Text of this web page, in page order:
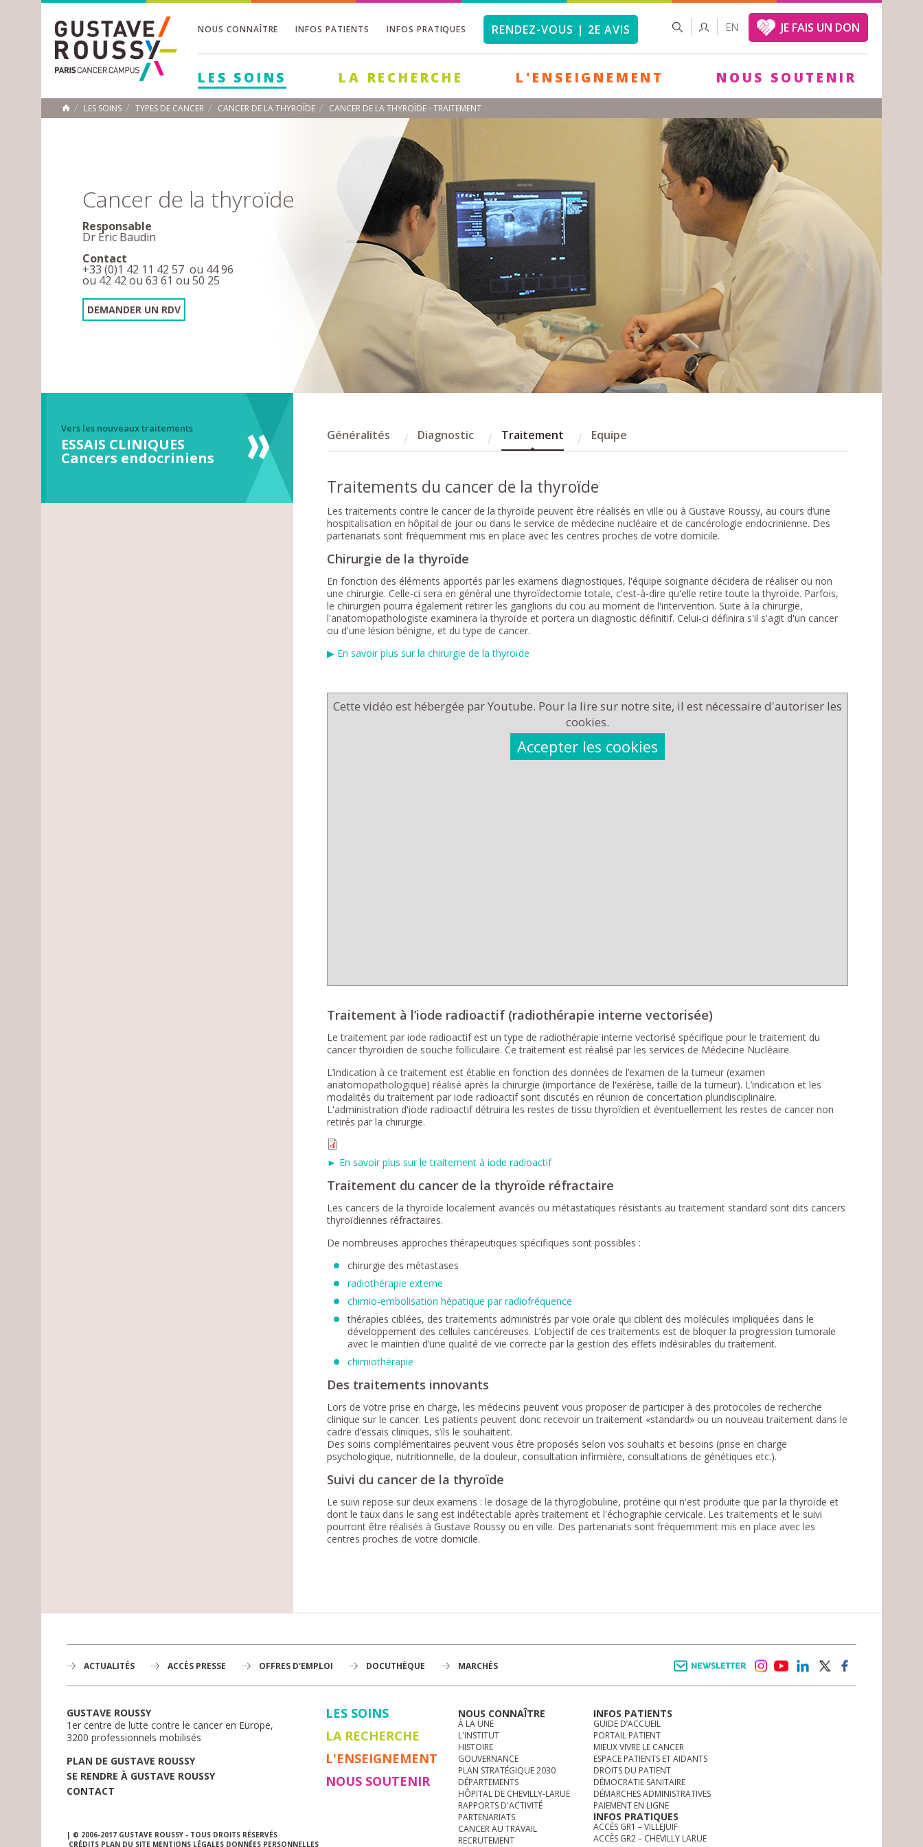
NOUS CONNAÎTRE INFOS PATIENTS INFOS PRATIQUES RENDEZ-VOUS | 2E AVIS FORMULAIRE
DE
RECHERCHER EN JE FAIS UN DON
LES SOINS LA RECHERCHE L'ENSEIGNEMENT NOUS SOUTENIR
ACCUEIL
LES SOINS TYPES DE CANCER CANCER DE LA THYROÏDE CANCER DE LA THYROÏDE - TRAITEMENT
Cancer de la thyroïde
Responsable
Dr Eric Baudin
Contact
+33 (0)1 42 11 42 57 ou 44 96
ou 42 42 ou 63 61 ou 50 25
DEMANDER UN RDV
Vers les nouveaux traitements
ESSAIS CLINIQUES
Cancers endocriniens
Généralités Diagnostic Traitement Equipe
Traitements du cancer de la thyroïde
Les traitements contre le cancer de la thyroïde peuvent être réalisés en ville ou à Gustave Roussy, au cours d’une
hospitalisation en hôpital de jour ou dans le service de médecine nucléaire et de cancérologie endocrinienne. Des
partenariats sont fréquemment mis en place avec les centres proches de votre domicile.
Chirurgie de la thyroïde
En fonction des éléments apportés par les examens diagnostiques, l'équipe soignante décidera de réaliser ou non
une chirurgie. Celle-ci sera en général une thyroïdectomie totale, c'est-à-dire qu'elle retire toute la thyroïde. Parfois,
le chirurgien pourra également retirer les ganglions du cou au moment de l'intervention. Suite à la chirurgie,
l'anatomopathologiste examinera la thyroïde et portera un diagnostic définitif. Celui-ci définira s'il s'agit d'un cancer
ou d'une lésion bénigne, et du type de cancer.
▶ En savoir plus sur la chirurgie de la thyroïde
Cette vidéo est hébergée par Youtube. Pour la lire sur notre site, il est nécessaire d'autoriser les
cookies.
Accepter les cookies
Traitement à l’iode radioactif (radiothérapie interne vectorisée)
Le traitement par iode radioactif est un type de radiothérapie interne vectorisé spécifique pour le traitement du
cancer thyroïdien de souche folliculaire. Ce traitement est réalisé par les services de Médecine Nucléaire.
L’indication à ce traitement est établie en fonction des données de l’examen de la tumeur (examen
anatomopathologique) réalisé après la chirurgie (importance de l'exérèse, taille de la tumeur). L’indication et les
modalités du traitement par iode radioactif sont discutés en réunion de concertation pluridisciplinaire.
L'administration d'iode radioactif détruira les restes de tissu thyroïdien et éventuellement les restes de cancer non
retirés par la chirurgie.
► En savoir plus sur le traitement à iode radioactif
Traitement du cancer de la thyroïde réfractaire
Les cancers de la thyroïde localement avancés ou métastatiques résistants au traitement standard sont dits cancers
thyroïdiennes réfractaires.
De nombreuses approches thérapeutiques spécifiques sont possibles :
chirurgie des métastases
radiothérapie externe
chimio-embolisation hépatique par radiofréquence
thérapies ciblées, des traitements administrés par voie orale qui ciblent des molécules impliquées dans le
développement des cellules cancéreuses. L’objectif de ces traitements est de bloquer la progression tumorale
avec le maintien d’une qualité de vie correcte par la gestion des effets indésirables du traitement.
chimiothérapie
Des traitements innovants
Lors de votre prise en charge, les médecins peuvent vous proposer de participer à des protocoles de recherche
clinique sur le cancer. Les patients peuvent donc recevoir un traitement «standard» ou un nouveau traitement dans le
cadre d’essais cliniques, s’ils le souhaitent.
Des soins complémentaires peuvent vous être proposés selon vos souhaits et besoins (prise en charge
psychologique, nutritionnelle, de la douleur, consultation infirmière, consultations de génétiques etc.).
Suivi du cancer de la thyroïde
Le suivi repose sur deux examens : le dosage de la thyroglobuline, protéine qui n'est produite que par la thyroïde et
dont le taux dans le sang est indétectable après traitement et l'échographie cervicale. Les traitements et le suivi
pourront être réalisés à Gustave Roussy ou en ville. Des partenariats sont fréquemment mis en place avec les
centres proches de votre domicile.
ACTUALITÉS ACCÈS PRESSE OFFRES D'EMPLOI DOCUTHÈQUE MARCHÉS
GUSTAVE ROUSSY
1er centre de lutte contre le cancer en Europe,
3200 professionnels mobilisés
PLAN DE GUSTAVE ROUSSY
SE RENDRE À GUSTAVE ROUSSY
CONTACT
| © 2006-2017 GUSTAVE ROUSSY - TOUS DROITS RÉSERVÉS
CRÉDITS PLAN DU SITE MENTIONS LÉGALES DONNÉES PERSONNELLES
LES SOINS
LA RECHERCHE
L'ENSEIGNEMENT
NOUS SOUTENIR
NOUS CONNAÎTRE
À LA UNE
L'INSTITUT
HISTOIRE
GOUVERNANCE
PLAN STRATÉGIQUE 2030
DÉPARTEMENTS
HÔPITAL DE CHEVILLY-LARUE
RAPPORTS D'ACTIVITÉ
PARTENARIATS
CANCER AU TRAVAIL
RECRUTEMENT
INFOS PATIENTS
GUIDE D’ACCUEIL
PORTAIL PATIENT
MIEUX VIVRE LE CANCER
ESPACE PATIENTS ET AIDANTS
DROITS DU PATIENT
DÉMOCRATIE SANITAIRE
DÉMARCHES ADMINISTRATIVES
PAIEMENT EN LIGNE
INFOS PRATIQUES
ACCÈS GR1 – VILLEJUIF
ACCÈS GR2 – CHEVILLY LARUE